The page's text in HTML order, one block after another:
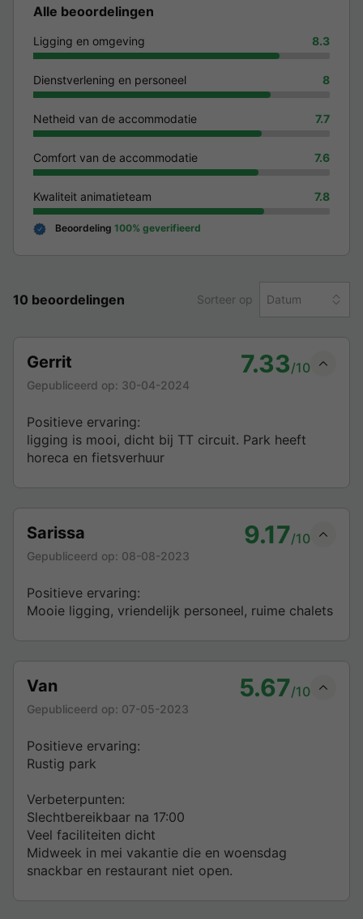
Alle beoordelingen
Ligging en omgeving 8.3
Dienstverlening en personeel 8
Netheid van de accommodatie 7.7
Comfort van de accommodatie 7.6
Kwaliteit animatieteam 7.8
Beoordeling 100% geverifieerd
10 beoordelingen Sorteer op Datum
Gerrit 7.33/10
Gepubliceerd op: 30-04-2024
Positieve ervaring:
ligging is mooi, dicht bij TT circuit. Park heeft
horeca en fietsverhuur
Sarissa 9.17/10
Gepubliceerd op: 08-08-2023
Positieve ervaring:
Mooie ligging, vriendelijk personeel, ruime chalets
Van 5.67/10
Gepubliceerd op: 07-05-2023
Positieve ervaring:
Rustig park
Verbeterpunten:
Slechtbereikbaar na 17:00
Veel faciliteiten dicht
Midweek in mei vakantie die en woensdag
snackbar en restaurant niet open.